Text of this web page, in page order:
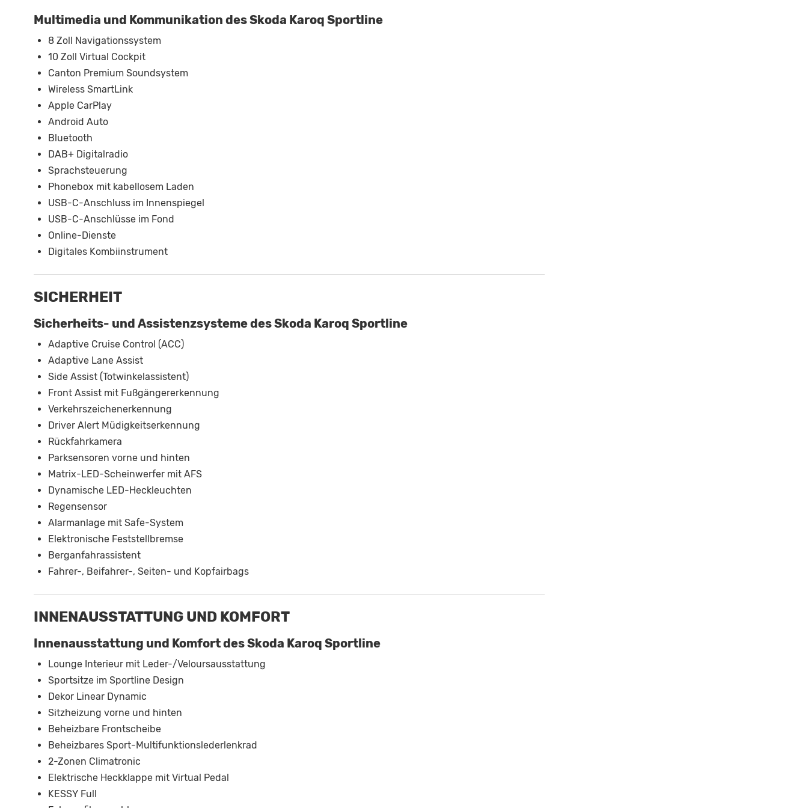
Multimedia und Kommunikation des Skoda Karoq Sportline
8 Zoll Navigationssystem
10 Zoll Virtual Cockpit
Canton Premium Soundsystem
Wireless SmartLink
Apple CarPlay
Android Auto
Bluetooth
DAB+ Digitalradio
Sprachsteuerung
Phonebox mit kabellosem Laden
USB-C-Anschluss im Innenspiegel
USB-C-Anschlüsse im Fond
Online-Dienste
Digitales Kombiinstrument
SICHERHEIT
Sicherheits- und Assistenzsysteme des Skoda Karoq Sportline
Adaptive Cruise Control (ACC)
Adaptive Lane Assist
Side Assist (Totwinkelassistent)
Front Assist mit Fußgängererkennung
Verkehrszeichenerkennung
Driver Alert Müdigkeitserkennung
Rückfahrkamera
Parksensoren vorne und hinten
Matrix-LED-Scheinwerfer mit AFS
Dynamische LED-Heckleuchten
Regensensor
Alarmanlage mit Safe-System
Elektronische Feststellbremse
Berganfahrassistent
Fahrer-, Beifahrer-, Seiten- und Kopfairbags
INNENAUSSTATTUNG UND KOMFORT
Innenausstattung und Komfort des Skoda Karoq Sportline
Lounge Interieur mit Leder-/Veloursausstattung
Sportsitze im Sportline Design
Dekor Linear Dynamic
Sitzheizung vorne und hinten
Beheizbare Frontscheibe
Beheizbares Sport-Multifunktionslederlenkrad
2-Zonen Climatronic
Elektrische Heckklappe mit Virtual Pedal
KESSY Full